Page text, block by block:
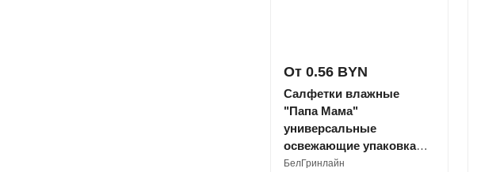
От 0.56 BYN
Салфетки влажные
"Папа Мама"
универсальные
освежающие упаковка
№15
БелГринлайн